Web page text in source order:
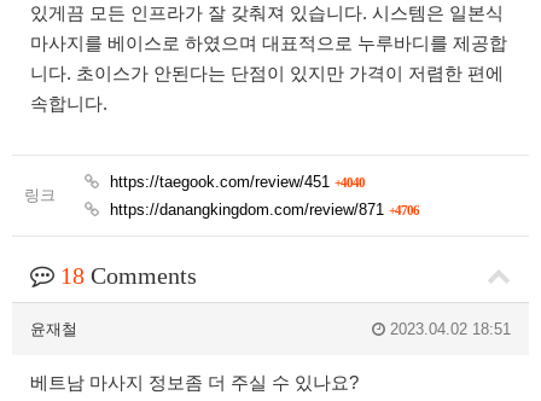
있게끔 모든 인프라가 잘 갖춰져 있습니다. 시스템은 일본식
마사지를 베이스로 하였으며 대표적으로 누루바디를 제공합
니다. 초이스가 안된다는 단점이 있지만 가격이 저렴한 편에
속합니다.
링크
https://taegook.com/review/451 +4040
https://danangkingdom.com/review/871 +4706
18 Comments
윤재철 2023.04.02 18:51
베트남 마사지 정보좀 더 주실 수 있나요?